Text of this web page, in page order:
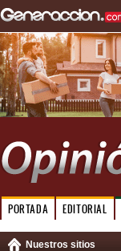
PORTADA EDITORIAL
Nuestros sitios